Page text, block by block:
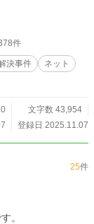
事件に関わっていく
は無関心な主人
ある訳ありのミカ。
ていくミステリー。
を伴う表現が含まれ
件
決事件
ネット
文字数 43,954
登録日 2025.11.07
25件
。